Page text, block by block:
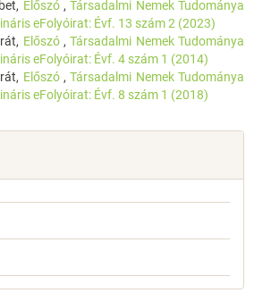
Előszó ,Társadalmi Nemek Tudománya
eFolyóirat: Évf. 13 szám 2 (2023)
Előszó ,Társadalmi Nemek Tudománya
eFolyóirat: Évf. 4 szám 1 (2014)
Előszó ,Társadalmi Nemek Tudománya
eFolyóirat: Évf. 8 szám 1 (2018)